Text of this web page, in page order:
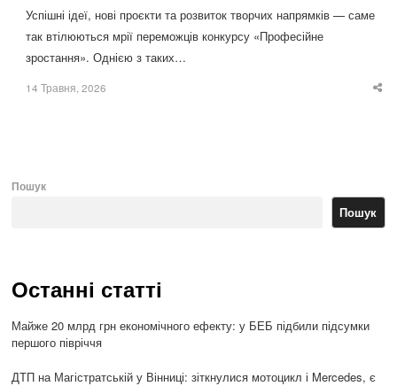
Успішні ідеї, нові проєкти та розвиток творчих напрямків — саме
так втілюються мрії переможців конкурсу «Професійне
зростання». Однією з таких…
14 Травня, 2026
Пошук
Пошук
Останні статті
Майже 20 млрд грн економічного ефекту: у БЕБ підбили підсумки
першого півріччя
ДТП на Магістратській у Вінниці: зіткнулися мотоцикл і Mercedes, є